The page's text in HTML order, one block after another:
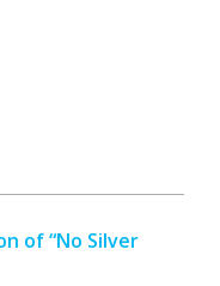
of “No Silver